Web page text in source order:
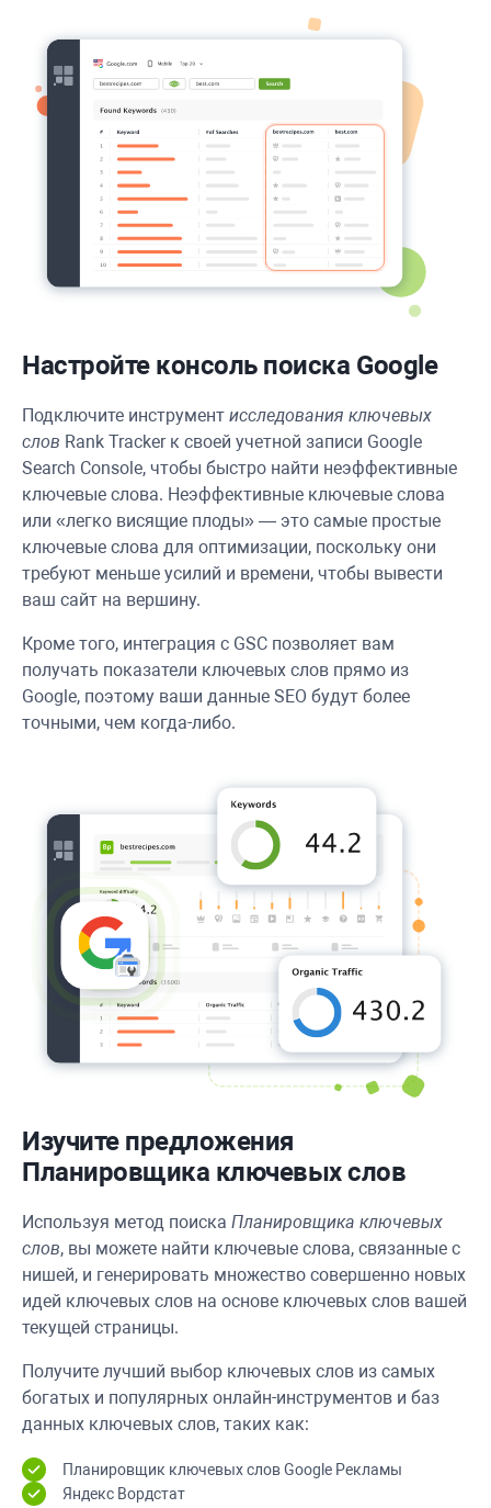
Настройте консоль поиска Google
Подключите инструмент исследования ключевых
слов Rank Trackerк своей учетной записи Google
Search Console, чтобы быстро найти неэффективные
ключевые слова. Неэффективные ключевые слова
или «легко висящие плоды» — это самые простые
ключевые слова для оптимизации, поскольку они
требуют меньше усилий и времени, чтобы вывести
ваш сайт на вершину.
Кроме того, интеграция с GSC позволяет вам
получать показатели ключевых слов прямо из
Google, поэтому ваши данные SEO будут более
точными, чем когда-либо.
Изучите предложения
Планировщика ключевых слов
Используя метод поиска Планировщика ключевых
слов, вы можете найти ключевые слова, связанные с
нишей, и генерировать множество совершенно новых
идей ключевых слов на основе ключевых слов вашей
текущей страницы.
Получите лучший выбор ключевых слов из самых
богатых и популярных онлайн-инструментов и баз
данных ключевых слов, таких как:
Планировщик ключевых слов Google Рекламы
Яндекс Вордстат